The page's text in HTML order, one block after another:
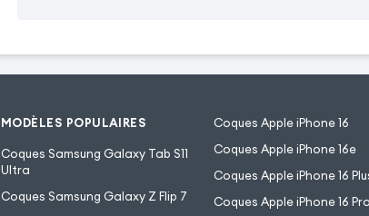
MODÈLES POPULAIRES
Coques Samsung Galaxy Tab S11
Ultra
Coques Samsung Galaxy Z Flip 7
Coques Apple iPhone 16
Coques Apple iPhone 16e
Coques Apple iPhone 16
Coques Apple iPhone 16 Pro